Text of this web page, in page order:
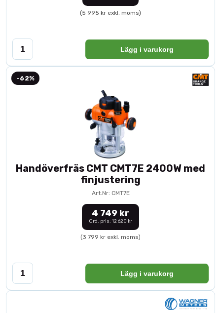
(5 995 kr exkl. moms)
Lägg i varukorg
-62%
Handöverfräs CMT CMT7E 2400W med
finjustering
Art.Nr: CMT7E
4 749 kr
Ord. pris: 12 620 kr
(3 799 kr exkl. moms)
Lägg i varukorg